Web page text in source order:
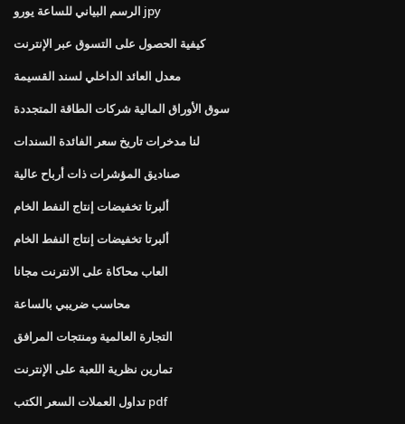
الرسم البياني للساعة يورو jpy
كيفية الحصول على التسوق عبر الإنترنت
معدل العائد الداخلي لسند القسيمة
سوق الأوراق المالية شركات الطاقة المتجددة
لنا مدخرات تاريخ سعر الفائدة السندات
صناديق المؤشرات ذات أرباح عالية
ألبرتا تخفيضات إنتاج النفط الخام
ألبرتا تخفيضات إنتاج النفط الخام
العاب محاكاة على الانترنت مجانا
محاسب ضريبي بالساعة
التجارة العالمية ومنتجات المرافق
تمارين نظرية اللعبة على الإنترنت
تداول العملات السعر الكتب pdf